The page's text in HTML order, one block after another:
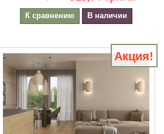
К сравнению В наличии
Акция!